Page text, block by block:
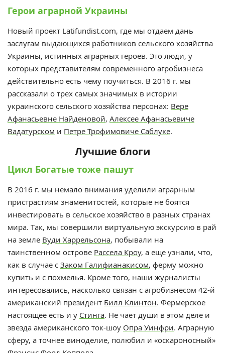
Герои аграрной Украины
Новый проект Latifundist.com, где мы отдаем дань
заслугам выдающихся работников сельского хозяйства
Украины, истинных аграрных героев. Это люди, у
которых представителям современного агробизнеса
действительно есть чему поучиться. В 2016 г. мы
рассказали о трех самых значимых в истории
украинского сельского хозяйства персонах: Вере
Афанасьевне Найденовой, Алексее Афанасьевиче
Вадатурском и Петре Трофимовиче Саблуке.
Лучшие блоги
Цикл Богатые тоже пашут
В 2016 г. мы немало внимания уделили аграрным
пристрастиям знаменитостей, которые не боятся
инвестировать в сельское хозяйство в разных странах
мира. Так, мы совершили виртуальную экскурсию в рай
на земле Вуди Харрельсона, побывали на
таинственном острове Рассела Кроу, а еще узнали, что,
как в случае с Заком Галифианакисом, ферму можно
купить и с похмелья. Кроме того, наши журналисты
интересовались, насколько связан с агробизнесом 42-й
американский президент Билл Клинтон. Фермерское
настоящее есть и у Стинга. Не чает души в этом деле и
звезда американского ток-шоу Опра Уинфри. Аграрную
сферу, а точнее виноделие, полюбил и «оскароносный»